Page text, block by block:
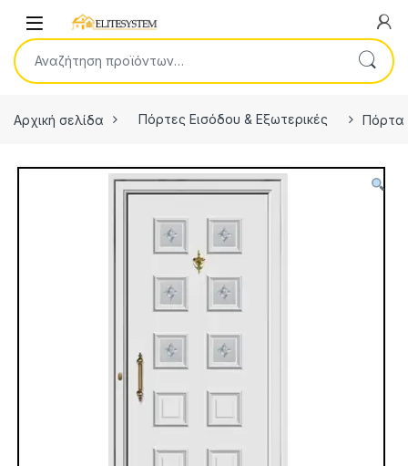
Open
Αναζήτηση για:
Αρχική σελίδα Πόρτες Εισόδου & Εξωτερικές Πόρτα